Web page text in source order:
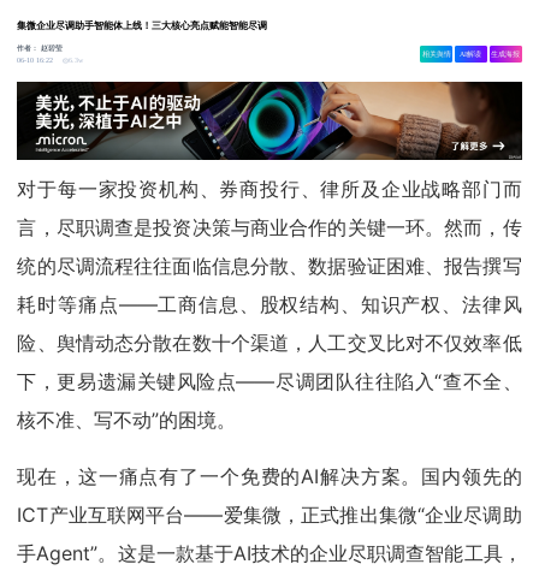
集微企业尽调助手智能体上线！三大核心亮点赋能智能尽调
作者：赵碧莹
06-10 16:22
6.3w
相关舆情 AI解读 生成海报
对于每一家投资机构、券商投行、律所及企业战略部门而
言，尽职调查是投资决策与商业合作的关键一环。然而，传
统的尽调流程往往面临信息分散、数据验证困难、报告撰写
耗时等痛点——工商信息、股权结构、知识产权、法律风
险、舆情动态分散在数十个渠道，人工交叉比对不仅效率低
下，更易遗漏关键风险点——尽调团队往往陷入“查不全、
核不准、写不动”的困境。
现在，这一痛点有了一个免费的AI解决方案。国内领先的
ICT产业互联网平台——爱集微，正式推出集微“企业尽调助
手Agent”。这是一款基于AI技术的企业尽职调查智能工具，